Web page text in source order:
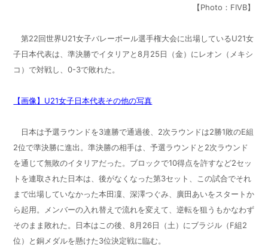
【Photo：FIVB】
第22回世界U21女子バレーボール選手権大会に出場しているU21女
子日本代表は、準決勝でイタリアと8月25日（金）にレオン（メキシ
コ）で対戦し、0-3で敗れた。
【画像】U21女子日本代表その他の写真
日本は予選ラウンドを3連勝で通過後、2次ラウンドは2勝1敗のE組
2位で準決勝に進出。準決勝の相手は、予選ラウンドと2次ラウンド
を通じて無敗のイタリアだった。ブロックで10得点を許すなど2セッ
トを連取された日本は、後がなくなった第3セット、この試合でそれ
まで出場していなかった本田凜、深澤つぐみ、廣田あいをスタートか
ら起用。メンバーの入れ替えで流れを変えて、逆転を狙うもかなわず
そのまま敗れた。日本はこの後、8月26日（土）にブラジル（F組2
位）と銅メダルを懸けた3位決定戦に臨む。